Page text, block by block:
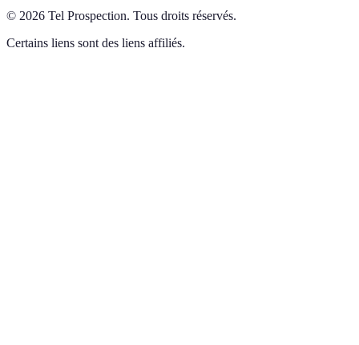
© 2026 Tel Prospection. Tous droits réservés.
Certains liens sont des liens affiliés.